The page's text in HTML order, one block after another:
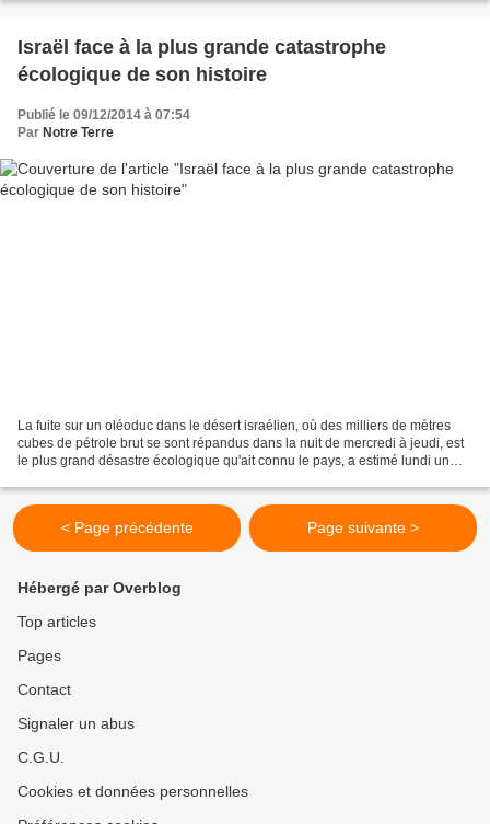
Israël face à la plus grande catastrophe
écologique de son histoire
Publié le 09/12/2014 à 07:54
Par Notre Terre
La fuite sur un oléoduc dans le désert israélien, où des milliers de mètres
cubes de pétrole brut se sont répandus dans la nuit de mercredi à jeudi, est
le plus grand désastre écologique qu'ait connu le pays, a estimé lundi un
< Page précédente Page suivante >
Hébergé par Overblog
Top articles
Pages
Contact
Signaler un abus
C.G.U.
Cookies et données personnelles